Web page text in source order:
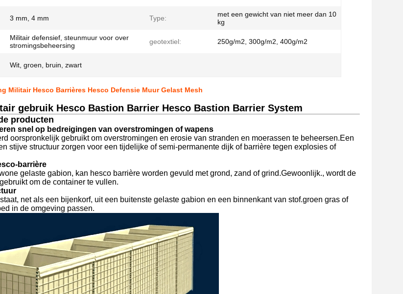
3 mm, 4 mm Type:
met een gewicht van niet meer dan 10
kg
Militair defensief, steunmuur voor over
stromingsbeheersing
geotextiel: 250g/m2, 300g/m2, 400g/m2
Wit, groen, bruin, zwart
Militair Hesco Barrières Hesco Defensie Muur Gelast Mesh
gebruik Hesco Bastion Barrier Hesco Bastion Barrier System
producten
snel op bedreigingen van overstromingen of wapens
oorspronkelijk gebruikt om overstromingen en erosie van stranden en moerassen te beheersen.Een
stijve structuur zorgen voor een tijdelijke of semi-permanente dijk of barrière tegen explosies of
barrière
gelaste gabion, kan hesco barrière worden gevuld met grond, zand of grind.Gewoonlijk., wordt de
om de container te vullen.
net als een bijenkorf, uit een buitenste gelaste gabion en een binnenkant van stof.groen gras of
in de omgeving passen.